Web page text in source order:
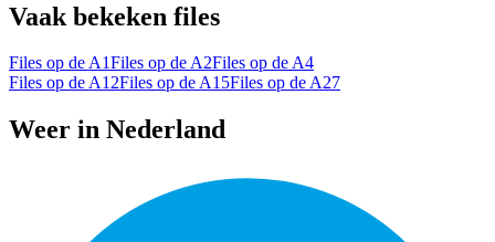
Vaak bekeken files
Files op de A1Files op de A2Files op de A4
Files op de A12Files op de A15Files op de A27
Weer in Nederland